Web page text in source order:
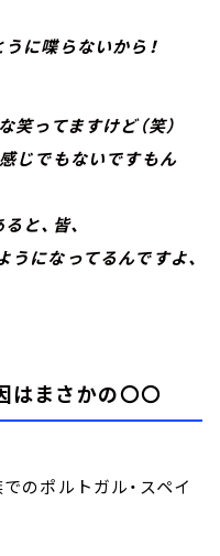
に喋らないから！
笑ってますけど（笑）
でもないですもん
、皆、
なってるんですよ、
はまさかの〇〇
のポルトガル・スペイ